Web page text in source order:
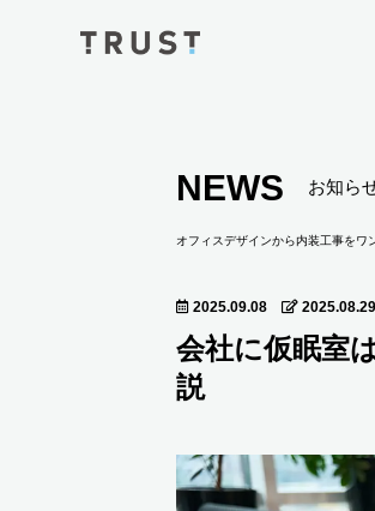
NEWS お知ら
オフィスデザインから内装工事をワ
2025.09.08 2025.08.29
会社に仮眠室
説